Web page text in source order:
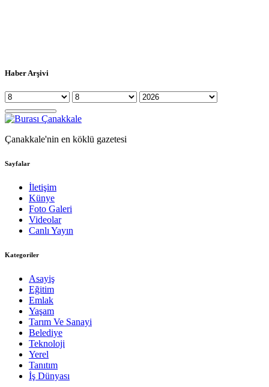
Haber Arşivi
Çanakkale'nin en köklü gazetesi
Sayfalar
İletişim
Künye
Foto Galeri
Videolar
Canlı Yayın
Kategoriler
Asayiş
Eğitim
Emlak
Yaşam
Tarım Ve Sanayi
Belediye
Teknoloji
Yerel
Tanıtım
İş Dünyası